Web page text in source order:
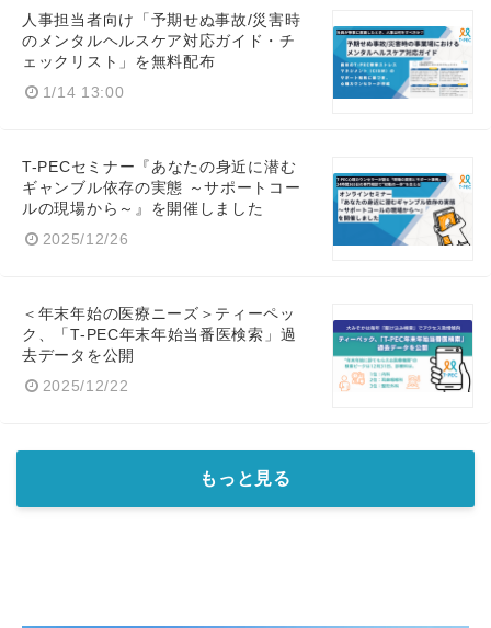
人事担当者向け「予期せぬ事故/災害時
のメンタルヘルスケア対応ガイド・チ
ェックリスト」を無料配布
1/14 13:00
T-PECセミナー『あなたの身近に潜む
ギャンブル依存の実態 ～サポートコー
ルの現場から～』を開催しました
2025/12/26
＜年末年始の医療ニーズ＞ティーペッ
ク、「T-PEC年末年始当番医検索」過
去データを公開
2025/12/22
もっと見る